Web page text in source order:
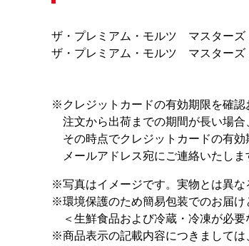
ザ・プレミアム・モルツ マスターズ
ザ・プレミアム・モルツ マスターズ
※クレジットカードの有効期限を確認
注文から出荷までの期間が長い場合
その時点でクレジットカードの有効
メールアドレス宛にご連絡いたしま
※写真はイメージです。実物とは異な
※環境保護のため簡易包装でのお届け
＜生鮮食品および冷蔵・冷凍が必要
※商品表示の記載内容につきましては